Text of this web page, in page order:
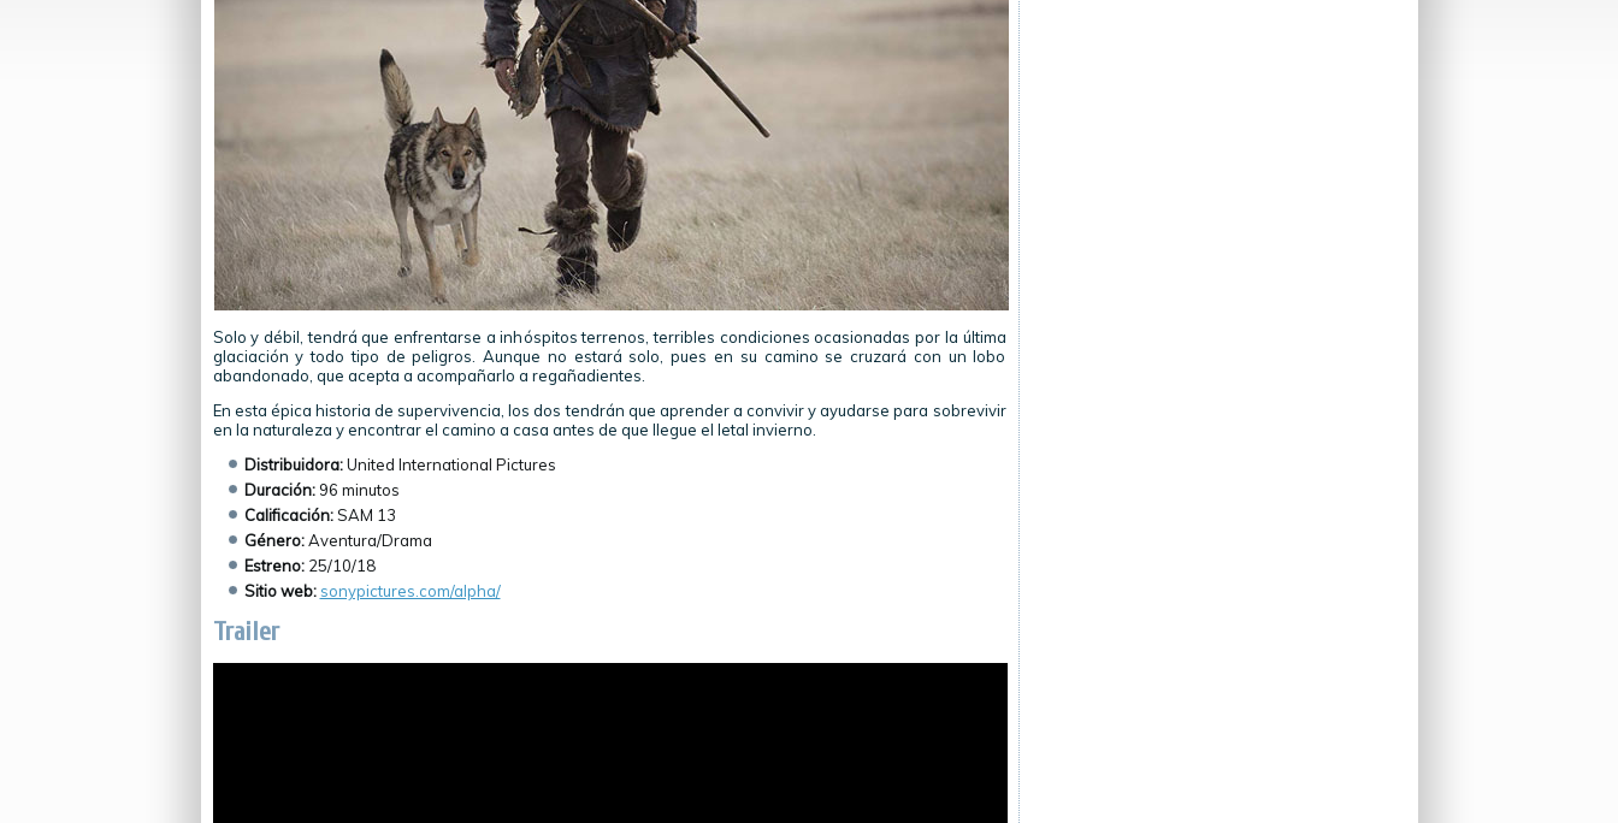
Solo y débil, tendrá que enfrentarse a inhóspitos terrenos, terribles condiciones ocasionadas por la última
glaciación y todo tipo de peligros. Aunque no estará solo, pues en su camino se cruzará con un lobo
abandonado, que acepta a acompañarlo a regañadientes.
En esta épica historia de supervivencia, los dos tendrán que aprender a convivir y ayudarse para sobrevivir
en la naturaleza y encontrar el camino a casa antes de que llegue el letal invierno.
Distribuidora:United International Pictures
Duración:96 minutos
Calificación:SAM 13
Género:Aventura/Drama
Estreno:25/10/18
Sitio web: sonypictures.com/alpha/
Trailer